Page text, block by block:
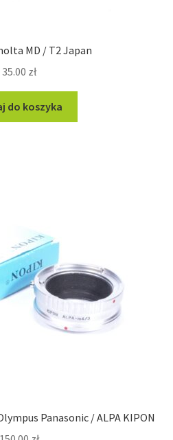
MD / T2 Japan
35.00 zł
do koszyka
Panasonic / ALPA KIPON